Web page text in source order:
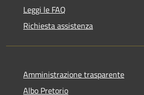
Leggi le FAQ
Richiesta assistenza
Amministrazione trasparente
Albo Pretorio